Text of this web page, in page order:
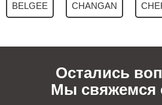
BELGEE CHANGAN
Остались
Мы свяжемся